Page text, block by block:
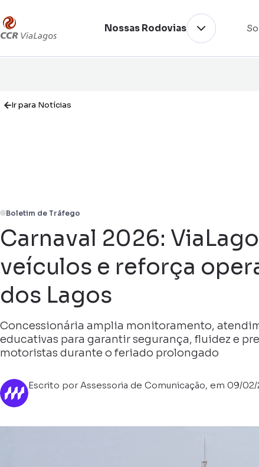
Nossas Rodovias
Ir para Notícias
Boletim de Tráfego
Carnaval 2026:
veículos e reforça
dos Lagos
Concessionária amplia monitoramento,
educativas para garantir segurança, fluidez e
motoristas durante o feriado prolongado
Escrito por Assessoria de Comunicação, em 09/